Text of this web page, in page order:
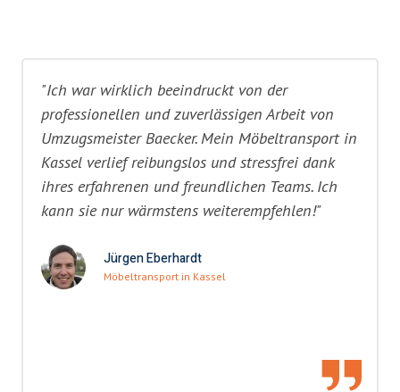
"Ich war wirklich beeindruckt von der
professionellen und zuverlässigen Arbeit von
Umzugsmeister Baecker. Mein Möbeltransport in
Kassel verlief reibungslos und stressfrei dank
ihres erfahrenen und freundlichen Teams. Ich
kann sie nur wärmstens weiterempfehlen!"
Jürgen Eberhardt
Möbeltransport in Kassel